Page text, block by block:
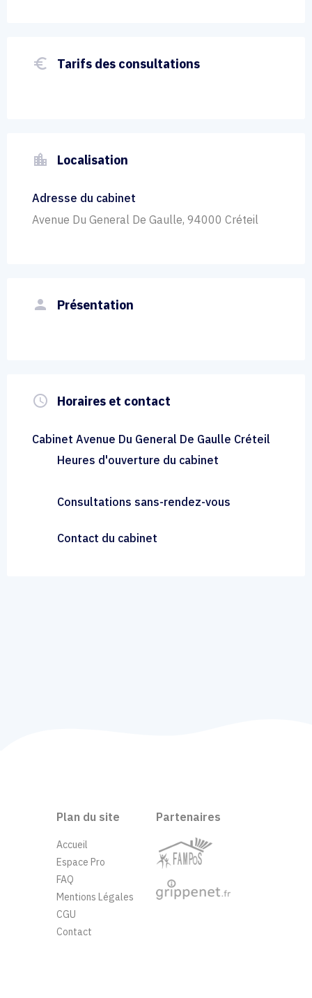
euro_symbol Tarifs des consultations
location_city Localisation
Adresse du cabinet
Avenue Du General De Gaulle, 94000 Créteil
person Présentation
query_builder Horaires et contact
Cabinet Avenue Du General De Gaulle Créteil
Heures d'ouverture du cabinet
Consultations sans-rendez-vous
Contact du cabinet
Plan du site
Accueil
Espace Pro
FAQ
Mentions Légales
CGU
Contact
Partenaires